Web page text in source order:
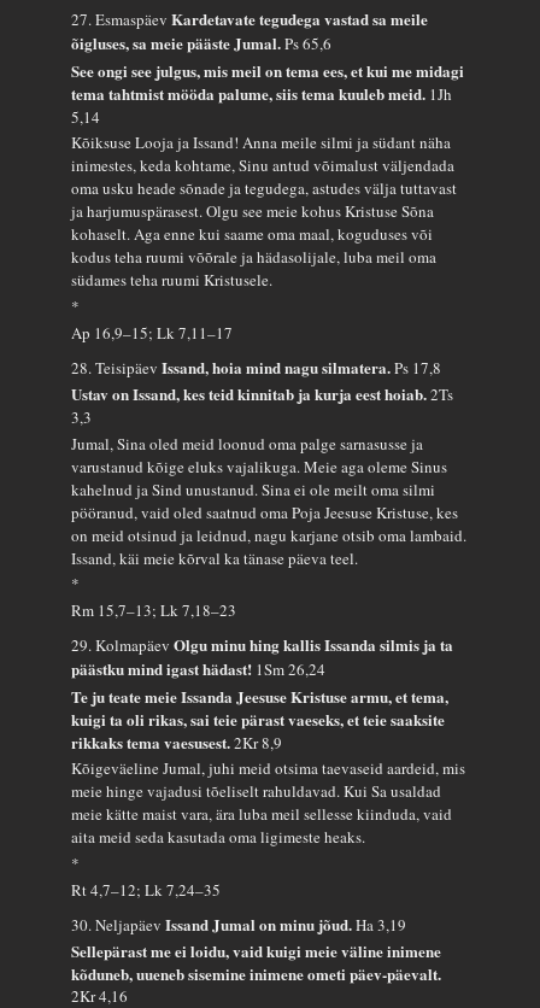
27. EsmaspäevKardetavate tegudega vastad sa meile
õigluses, sa meie pääste Jumal.Ps 65,6
See ongi see julgus, mis meil on tema ees, et kui me midagi
tema tahtmist mööda palume, siis tema kuuleb meid. 1Jh
5,14
Kõiksuse Looja ja Issand! Anna meile silmi ja südant näha
inimestes, keda kohtame, Sinu antud võimalust väljendada
oma usku heade sõnade ja tegudega, astudes välja tuttavast
ja harjumuspärasest. Olgu see meie kohus Kristuse Sõna
kohaselt. Aga enne kui saame oma maal, koguduses või
kodus teha ruumi võõrale ja hädasolijale, luba meil oma
südames teha ruumi Kristusele.
*
Ap 16,9–15; Lk 7,11–17
28. TeisipäevIssand, hoia mind nagu silmatera.Ps 17,8
Ustav on Issand, kes teid kinnitab ja kurja eest hoiab.2Ts
3,3
Jumal, Sina oled meid loonud oma palge sarnasusse ja
varustanud kõige eluks vajalikuga. Meie aga oleme Sinus
kahelnud ja Sind unustanud. Sina ei ole meilt oma silmi
pööranud, vaid oled saatnud oma Poja Jeesuse Kristuse, kes
on meid otsinud ja leidnud, nagu karjane otsib oma lambaid.
Issand, käi meie kõrval ka tänase päeva teel.
*
Rm 15,7–13; Lk 7,18–23
29. KolmapäevOlgu minu hing kallis Issanda silmis ja ta
päästku mind igast hädast! 1Sm 26,24
Te ju teate meie Issanda Jeesuse Kristuse armu, et tema,
kuigi ta oli rikas, sai teie pärast vaeseks, et teie saaksite
rikkaks tema vaesusest.2Kr 8,9
Kõigeväeline Jumal, juhi meid otsima taevaseid aardeid, mis
meie hinge vajadusi tõeliselt rahuldavad. Kui Sa usaldad
meie kätte maist vara, ära luba meil sellesse kiinduda, vaid
aita meid seda kasutada oma ligimeste heaks.
*
Rt 4,7–12; Lk 7,24–35
30. NeljapäevIssand Jumal on minu jõud.Ha 3,19
Sellepärast me ei loidu, vaid kuigi meie väline inimene
kõduneb, uueneb sisemine inimene ometi päev-päevalt.
2Kr 4,16